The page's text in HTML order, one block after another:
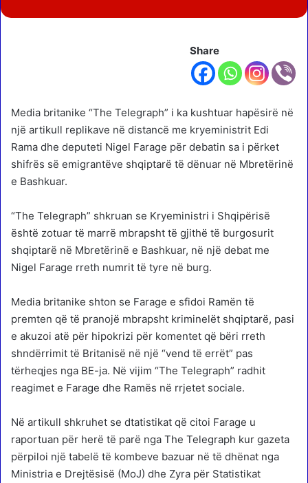
Share
Media britanike “The Telegraph” i ka kushtuar hapësirë në
një artikull replikave në distancë me kryeministrit Edi
Rama dhe deputeti Nigel Farage për debatin sa i përket
shifrës së emigrantëve shqiptarë të dënuar në Mbretërinë
e Bashkuar.
“The Telegraph” shkruan se Kryeministri i Shqipërisë
është zotuar të marrë mbrapsht të gjithë të burgosurit
shqiptarë në Mbretërinë e Bashkuar, në një debat me
Nigel Farage rreth numrit të tyre në burg.
Media britanike shton se Farage e sfidoi Ramën të
premten që të pranojë mbrapsht kriminelët shqiptarë, pasi
e akuzoi atë për hipokrizi për komentet që bëri rreth
shndërrimit të Britanisë në një “vend të errët” pas
tërheqjes nga BE-ja. Në vijim “The Telegraph” radhit
reagimet e Farage dhe Ramës në rrjetet sociale.
Në artikull shkruhet se dtatistikat që citoi Farage u
raportuan për herë të parë nga The Telegraph kur gazeta
përpiloi një tabelë të kombeve bazuar në të dhënat nga
Ministria e Drejtësisë (MoJ) dhe Zyra për Statistikat